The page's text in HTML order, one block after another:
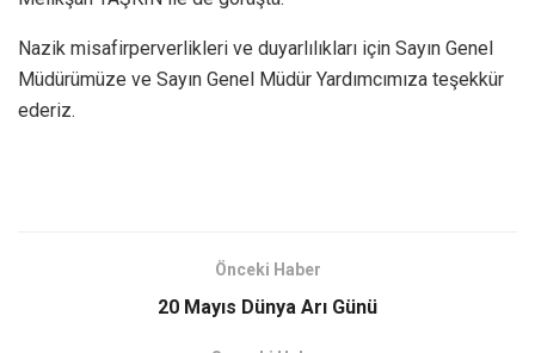
Nazik misafirperverlikleri ve duyarlılıkları için Sayın Genel
Müdürümüze ve Sayın Genel Müdür Yardımcımıza teşekkür
ederiz.
Önceki Haber
20 Mayıs Dünya Arı Günü